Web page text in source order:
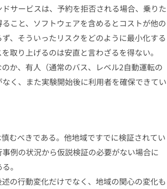
サービスは、予約を拒否される場合、乗りた
こと、ソフトウェアを含めるとコストが他の
、そういったリスクをどのように最小化する
取り上げるのは安直と言わざるを得ない。
か、有人（通常のバス、レベル2自動運転の
く、また実験開始後に利用者を確保できてい
むべきである。他地域ですでに検証されてい
例の状況から仮説検証の必要がない場合に
。
の行動変化だけでなく、地域の関心の変化も